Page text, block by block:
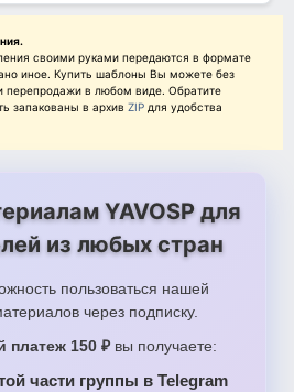
своими руками передаются в формате
иное. Купить шаблоны Вы можете без
перепродажи в любом виде. Обратите
запакованы в архив ZIP для удобства
YAVOSP для
из любых стран
пользоваться нашей
через подписку.
платеж 150 ₽ вы получаете:
части группы в Telegram